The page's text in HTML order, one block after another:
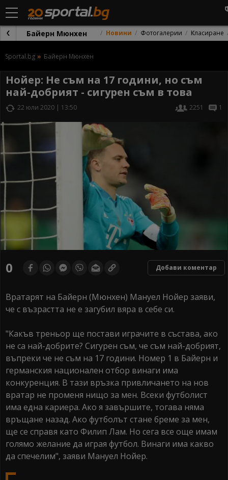
Байерн Мюнхен Новини Фотогалерии Класиране
Sportal.bg Байерн Мюнхен
Нойер: Не съм на 17 години, но съм
най-добрият - сигурен съм в това
22 юли 2020 | 13:50 2251 1
0 Добави коментар
Вратарят на Байерн (Мюнхен) Мануел Нойер заяви,
че с възрастта не е загубил вяра в себе си.
"Какъв треньор ще постави играчите в състава, ако
не са най-добрите? Сигурен съм, че съм най-добрият,
въпреки че не съм на 17 години. Номер 1 в Байерн и
германския национален отбор винаги има
конкуренция. В тази връзка привличането на нов
вратар не променя нищо за мен. Всеки футболист
има една кариера. Ако я завършите, тогава няма
връщане назад. Ако футболът стане бреме за мен,
ще се справя като Филип Лам. Но сега все още имам
голямо желание да играя футбол. Винаги има какво
да спечелим", заяви Мануел Нойер.